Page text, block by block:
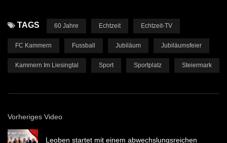
TAGS 60 Jahre Echtzeit Echtzeit-TV
FC Kammern Fussball Jubiläum Jubiläumsfeier
Kammern Im Liesingtal Sport Sportplatz Steiermark
Vorheriges Video
Leoben startet mit einem abwechslungsreichen